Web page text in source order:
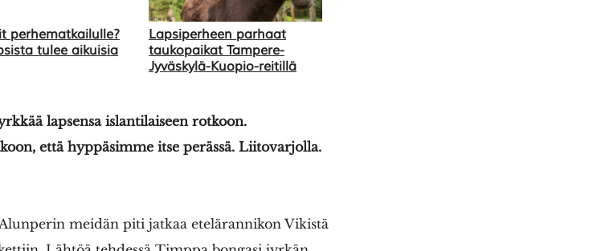
perhematkailulle?
tulee aikuisia
Lapsiperheen parhaat
taukopaikat Tampere-
Jyväskylä-Kuopio-reitillä
lapsensa islantilaiseen rotkoon.
että hyppäsimme itse perässä. Liitovarjolla.
meidän piti jatkaa etelärannikon Vikistä